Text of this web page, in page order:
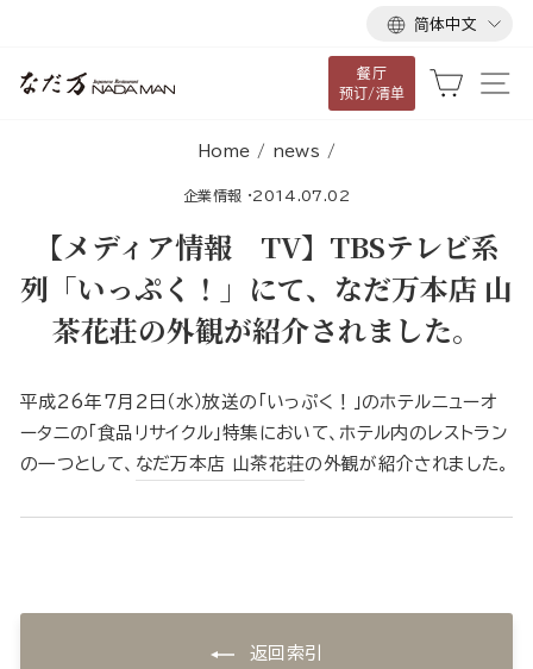
语
言
简体中文
餐厅
预订/清单
大车
Home / news /
企業情報 ·2014.07.02
【メディア情報 TV】TBSテレビ系
列「いっぷく！」にて、なだ万本店 山
茶花荘の外観が紹介されました。
平成26年7月2日（水）放送の「いっぷく！」のホテルニューオ
ータニの「食品リサイクル」特集において、ホテル内のレストラン
の一つとして、 なだ万本店 山茶花荘の外観が紹介されました。
返回索引